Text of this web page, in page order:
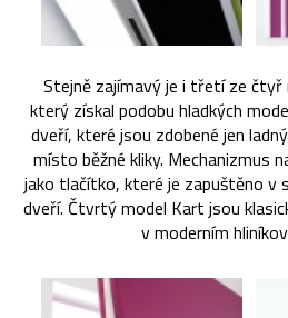
Stejně zajímavý je i třetí ze čtyř
který získal podobu hladkých
dveří, které jsou zdobené jen
místo běžné kliky. Mechanizmus
jako tlačítko, které je zapuštěno v
dveří. Čtvrtý model Kart jsou
v moderním